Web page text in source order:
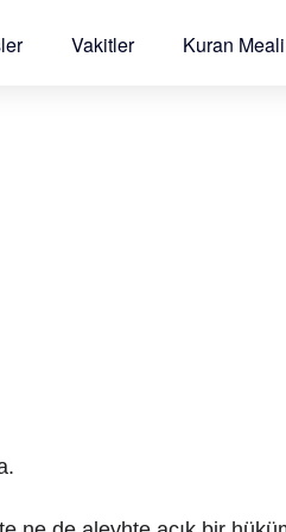
Vakitler Kuran Meali